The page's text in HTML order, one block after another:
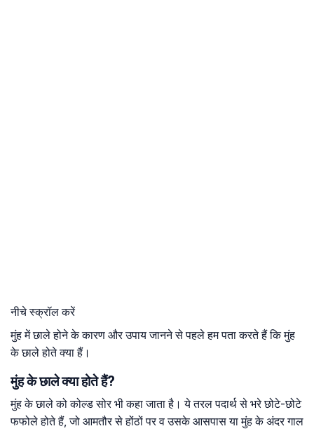
नीचे स्क्रॉल करें
मुंह में छाले होने के कारण और उपाय जानने से पहले हम पता करते हैं कि मुंह
के छाले होते क्या हैं।
मुंह के छाले क्या होते हैं?
मुंह के छाले को कोल्‍ड सोर भी कहा जाता है। ये तरल पदार्थ से भरे छोटे-छोटे
फफोले होते हैं, जो आमतौर से होंठों पर व उसके आसपास या मुंह के अंदर गाल